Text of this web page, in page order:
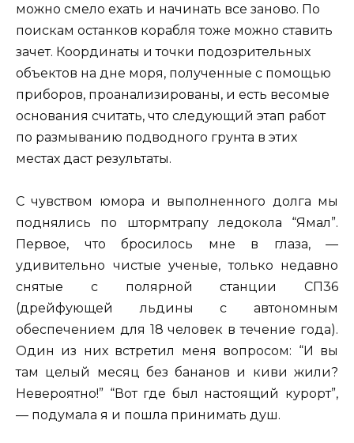
можно смело ехать и начинать все заново. По
поискам останков корабля тоже можно ставить
зачет. Координаты и точки подозрительных
объектов на дне моря, полученные с помощью
приборов, проанализированы, и есть весомые
основания считать, что следующий этап работ
по размыванию подводного грунта в этих
местах даст результаты.
С чувством юмора и выполненного долга мы
поднялись по штормтрапу ледокола “Ямал”.
Первое, что бросилось мне в глаза, —
удивительно чистые ученые, только недавно
снятые с полярной станции СП36
(дрейфующей льдины с автономным
обеспечением для 18 человек в течение года).
Один из них встретил меня вопросом: “И вы
там целый месяц без бананов и киви жили?
Невероятно!” “Вот где был настоящий курорт”,
— подумала я и пошла принимать душ.